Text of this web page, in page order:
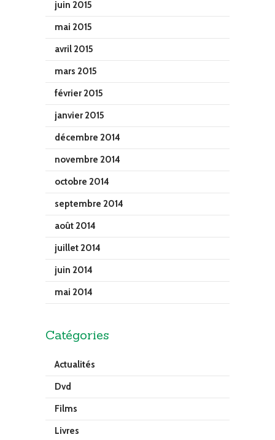
juin 2015
mai 2015
avril 2015
mars 2015
février 2015
janvier 2015
décembre 2014
novembre 2014
octobre 2014
septembre 2014
août 2014
juillet 2014
juin 2014
mai 2014
Catégories
Actualités
Dvd
Films
Livres